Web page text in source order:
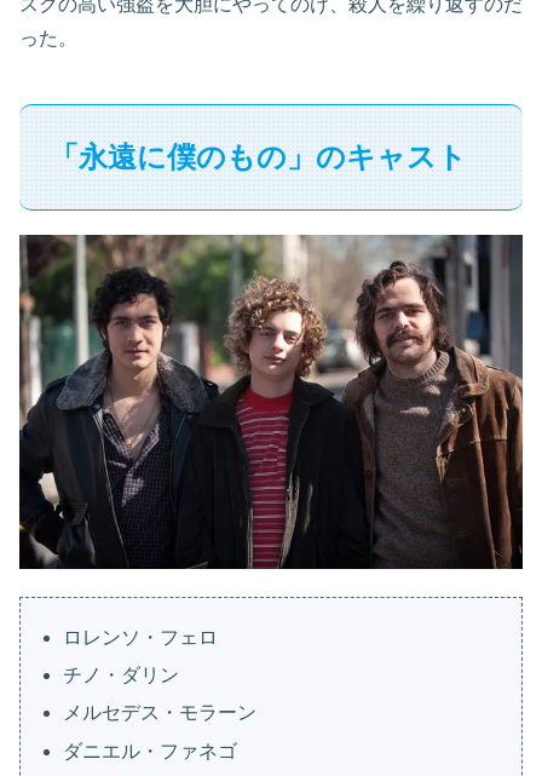
った。
「永遠に僕のもの」のキャスト
ロレンソ・フェロ
チノ・ダリン
メルセデス・モラーン
ダニエル・ファネゴ